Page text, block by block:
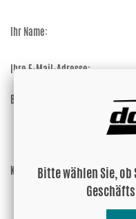
Ihr Name:
Ihre E-Mail-Adresse:
Bewertung:
Kommentar:Bitte wählen Sie,